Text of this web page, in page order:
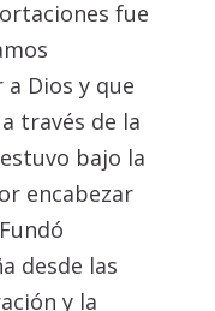
fue
Dios y que
través de la
bajo la
encabezar
desde las
y la